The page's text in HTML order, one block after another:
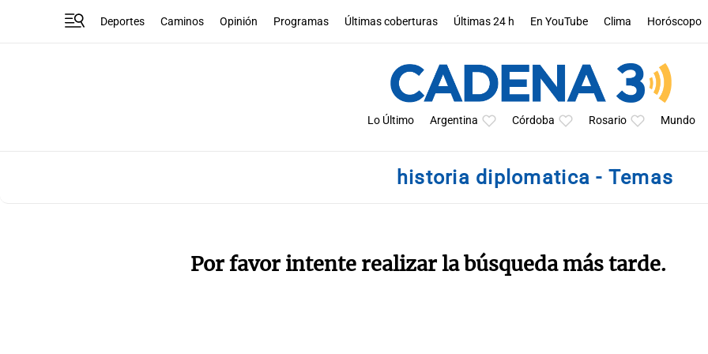
Deportes Caminos Opinión Programas Últimas coberturas Últimas 24 h En YouTube Clima Horóscopo
Lo Último Argentina Córdoba Rosario Mundo
historia diplomatica - Temas
Por favor intente realizar la búsqueda más tarde.